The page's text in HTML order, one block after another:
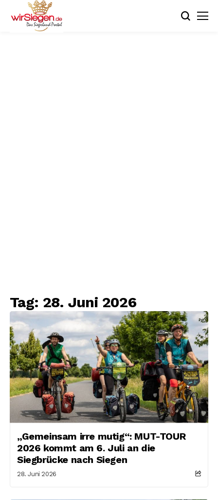
Tag: 28. Juni 2026
„Gemeinsam irre mutig“: MUT-TOUR
2026 kommt am 6. Juli an die
Siegbrücke nach Siegen
28. Juni 2026